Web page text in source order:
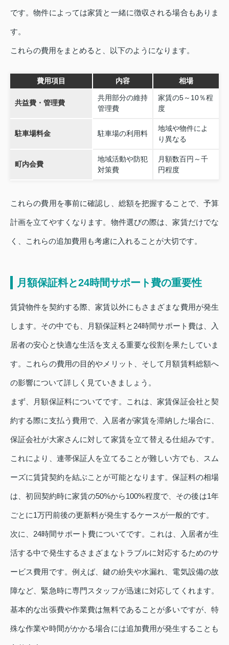
です。物件によっては家賃と一緒に徴収される場合もありま
す。
これらの費用をまとめると、以下のようになります。
費用項目 内容 相場
共益費・管理費
共用部分の維持
管理費
家賃の5～10％程
度
駐車場料金 駐車場の利用料
地域や物件によ
り異なる
町内会費
地域活動や防犯
対策費
月額数百円～千
円程度
これらの費用を事前に確認し、総額を把握することで、予算
計画を立てやすくなります。物件選びの際は、家賃だけでな
く、これらの追加費用も考慮に入れることが大切です。
月額保証料と24時間サポート費の重要性
賃貸物件を契約する際、家賃以外にもさまざまな費用が発生
します。その中でも、月額保証料と24時間サポート費は、入
居者の安心と快適な生活を支える重要な役割を果たしていま
す。これらの費用の目的やメリット、そして月額賃料総額へ
の影響について詳しく見ていきましょう。
まず、月額保証料についてです。これは、家賃保証会社と契
約する際に支払う費用で、入居者が家賃を滞納した場合に、
保証会社が大家さんに対して家賃を立て替える仕組みです。
これにより、連帯保証人を立てることが難しい方でも、スム
ーズに賃貸契約を結ぶことが可能となります。保証料の相場
は、初回契約時に家賃の50%から100%程度で、その後は1年
ごとに1万円前後の更新料が発生するケースが一般的です。
次に、24時間サポート費についてです。これは、入居者が生
活する中で発生するさまざまなトラブルに対応するためのサ
ービス費用です。例えば、鍵の紛失や水漏れ、電気設備の故
障など、緊急時に専門スタッフが迅速に対応してくれます。
基本的な出張費や作業費は無料であることが多いですが、特
殊な作業や時間がかかる場合には追加費用が発生することも